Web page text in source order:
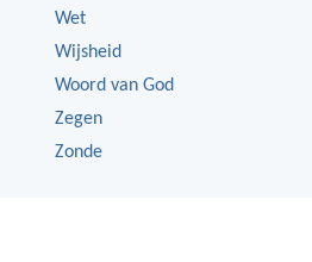
Wet
Wijsheid
Woord van God
Zegen
Zonde